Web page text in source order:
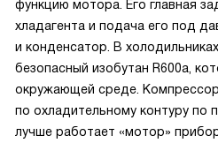
функцию мотора. Его главная
хладагента и подача его под
и конденсатор. В
безопасный изобутан R600a,
окружающей среде. Компрессор
по охладительному контуру по
лучше работает «мотор»